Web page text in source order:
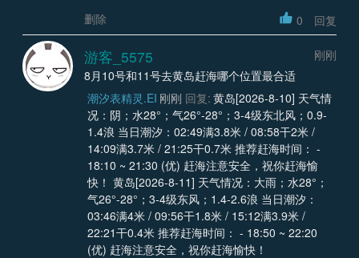
删除
0 回复
游客_5575
刚刚
8月10号和11号去黄岛赶海哪个位置最合适
潮汐表精灵.EI 刚刚 回复: 黄岛[2026-8-10] 天气情
况：阴；水28°；气26°-28°；3-4级东北风；0.9-
1.4浪 当日潮汐：02:49满3.8米 / 08:58干2米 /
14:09满3.7米 / 21:25干0.7米 推荐赶海时间： -
18:10 ~ 21:30 (优) 赶海注意安全，祝你赶海愉
快！ 黄岛[2026-8-11] 天气情况：大雨；水28°；
气26°-28°；3-4级东风；1.4-2.6浪 当日潮汐：
03:46满4米 / 09:56干1.8米 / 15:12满3.9米 /
22:21干0.4米 推荐赶海时间： - 18:50 ~ 22:20
(优) 赶海注意安全，祝你赶海愉快！